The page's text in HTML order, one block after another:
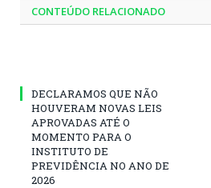
CONTEÚDO RELACIONADO
DECLARAMOS QUE NÃO
HOUVERAM NOVAS LEIS
APROVADAS ATÉ O
MOMENTO PARA O
INSTITUTO DE
PREVIDÊNCIA NO ANO DE
2026